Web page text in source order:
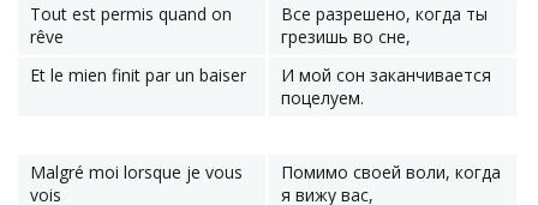
Tout est permis quand on
rêve
Все разрешено, когда ты
грезишь во сне,
Et le mien finit par un baiser
И мой сон заканчивается
поцелуем.
Malgré moi lorsque je vous
vois
Помимо своей воли, когда
я вижу вас,